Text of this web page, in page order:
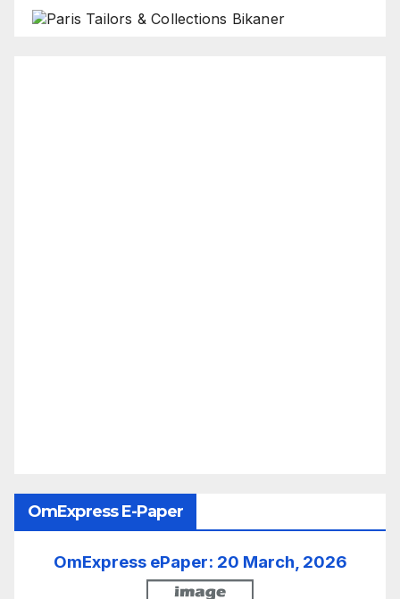
OmExpress E-Paper
OmExpress ePaper: 20 March, 2026